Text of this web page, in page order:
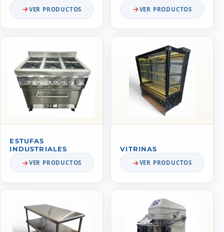
VER PRODUCTOS VER PRODUCTOS
ESTUFAS
INDUSTRIALES
VER PRODUCTOS
VITRINAS
VER PRODUCTOS